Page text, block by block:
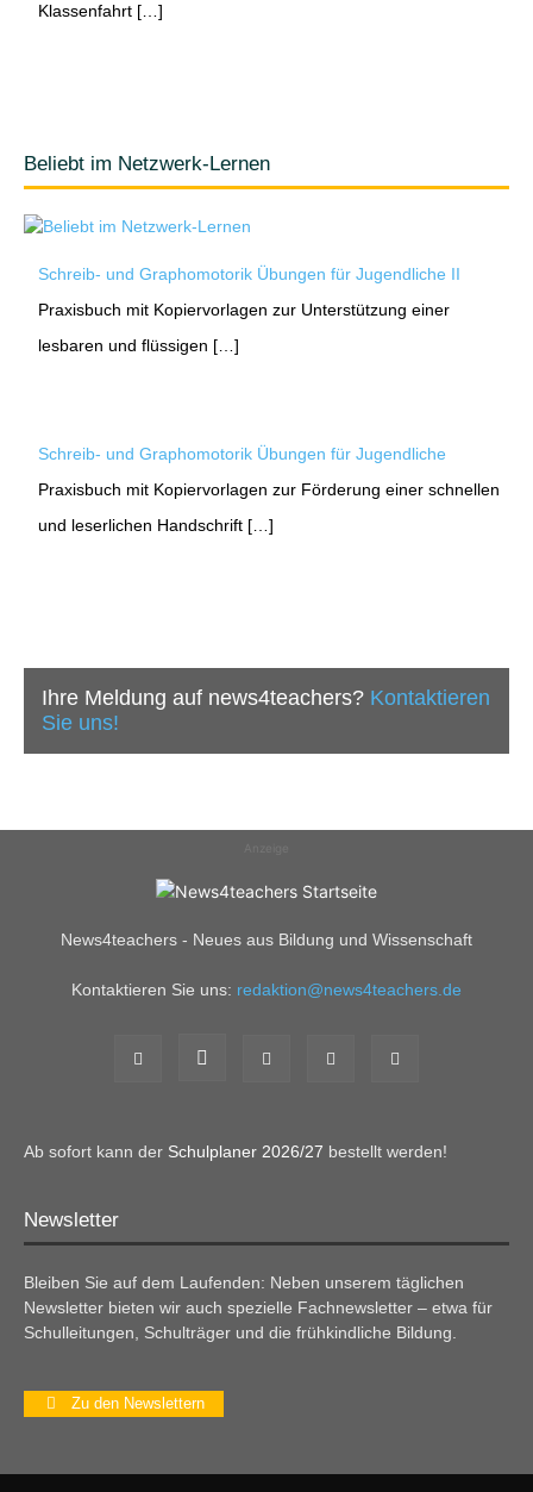
Klassenfahrt […]
Beliebt im Netzwerk-Lernen
Schreib- und Graphomotorik Übungen für Jugendliche II
Praxisbuch mit Kopiervorlagen zur Unterstützung einer
lesbaren und flüssigen […]
Schreib- und Graphomotorik Übungen für Jugendliche
Praxisbuch mit Kopiervorlagen zur Förderung einer schnellen
und leserlichen Handschrift […]
Ihre Meldung auf news4teachers? Kontaktieren
Sie uns!
News4teachers - Neues aus Bildung und Wissenschaft
Kontaktieren Sie uns: redaktion@news4teachers.de
Ab sofort kann der Schulplaner 2026/27 bestellt werden!
Newsletter
Bleiben Sie auf dem Laufenden: Neben unserem täglichen
Newsletter bieten wir auch spezielle Fachnewsletter – etwa für
Schulleitungen, Schulträger und die frühkindliche Bildung.
Zu den Newslettern